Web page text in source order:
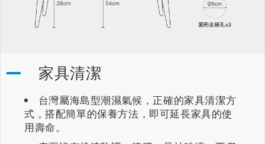
家具清潔
台灣屬海島型潮濕氣候，正確的家具清潔方
式，搭配簡單的保養方法，即可延長家具的使
用壽命。